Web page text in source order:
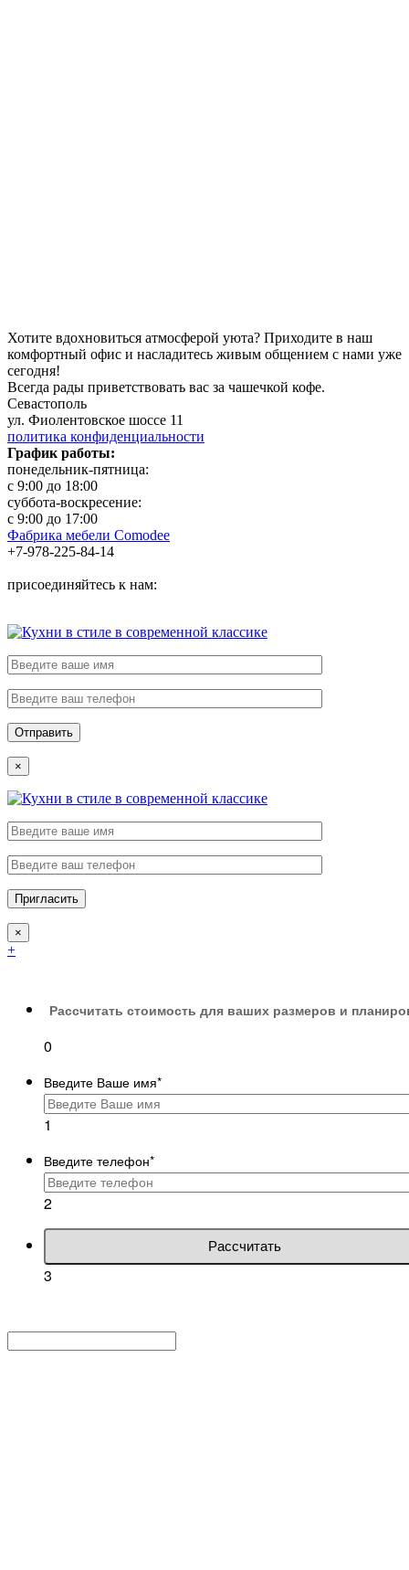
Хотите вдохновиться атмосферой уюта? Приходите в наш
комфортный офис и насладитесь живым общением с нами уже
сегодня!
Всегда рады приветствовать вас за чашечкой кофе.
Севастополь
ул. Фиолентовское шоссе 11
политика конфиденциальности
График работы:
понедельник-пятница:
с 9:00 до 18:00
суббота-воскресение:
с 9:00 до 17:00
Фабрика мебели Comodee
+7-978-225-84-14
присоединяйтесь к нам:
×
×
+
Рассчитать стоимость для ваших размеров и
0
Введите Ваше имя*
1
Введите телефон*
2
Рассчитать
3